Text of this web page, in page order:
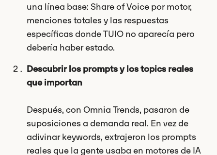
una línea base: Share of Voice por motor,
menciones totales y las respuestas
específicas donde TUIO no aparecía pero
debería haber estado.
Descubrir los prompts y los topics reales
que importan
Después, con Omnia Trends, pasaron de
suposiciones a demanda real. En vez de
adivinar keywords, extrajeron los prompts
reales que la gente usaba en motores de IA